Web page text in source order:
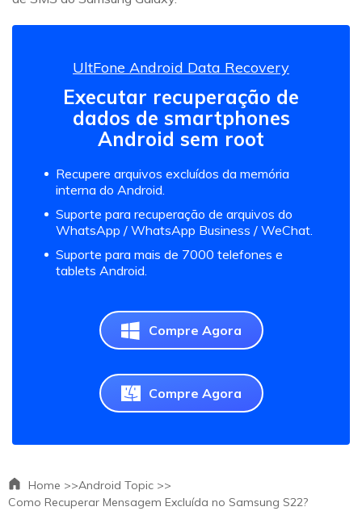
UltFone Android Data Recovery
Executar recuperação de
dados de smartphones
Android sem root
Recupere arquivos excluídos da memória
interna do Android.
Suporte para recuperação de arquivos do
WhatsApp / WhatsApp Business / WeChat.
Suporte para mais de 7000 telefones e
tablets Android.
Compre Agora
Compre Agora
Home >>Android Topic >>
Como Recuperar Mensagem Excluída no Samsung S22?